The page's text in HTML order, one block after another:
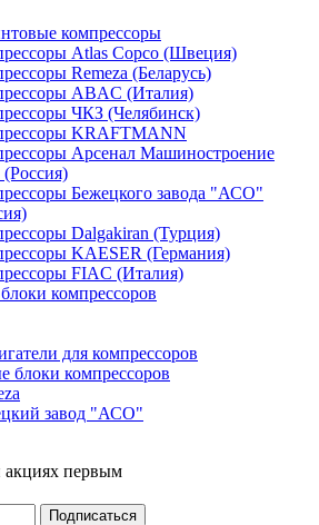
компрессоры
Atlas Copco (Швеция)
Remeza (Беларусь)
ABAC (Италия)
ЧКЗ (Челябинск)
KRAFTMANN
Арсенал Машиностроение
Бежецкого завода "АСО"
Dalgakiran (Турция)
KAESER (Германия)
FIAC (Италия)
компрессоров
для компрессоров
блоки компрессоров
завод "АСО"
акциях первым